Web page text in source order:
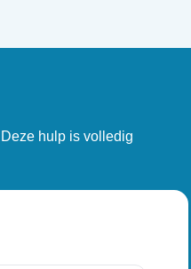
hulp is volledig